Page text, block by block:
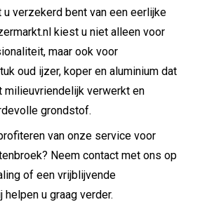
verzekerd bent van een eerlijke
kiest u niet alleen voor
maar ook voor
oud ijzer, koper en aluminium dat
milieuvriendelijk verwerkt en
grondstof.
van onze service voor
Neem contact met ons op
of een vrijblijvende
u graag verder.